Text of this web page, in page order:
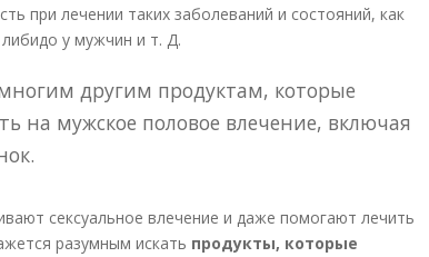
при лечении таких заболеваний и состояний, как
либидо у мужчин и т. Д.
другим продуктам, которые
на мужское половое влечение, включая
сексуальное влечение и даже помогают лечить
разумным искать продукты, которые